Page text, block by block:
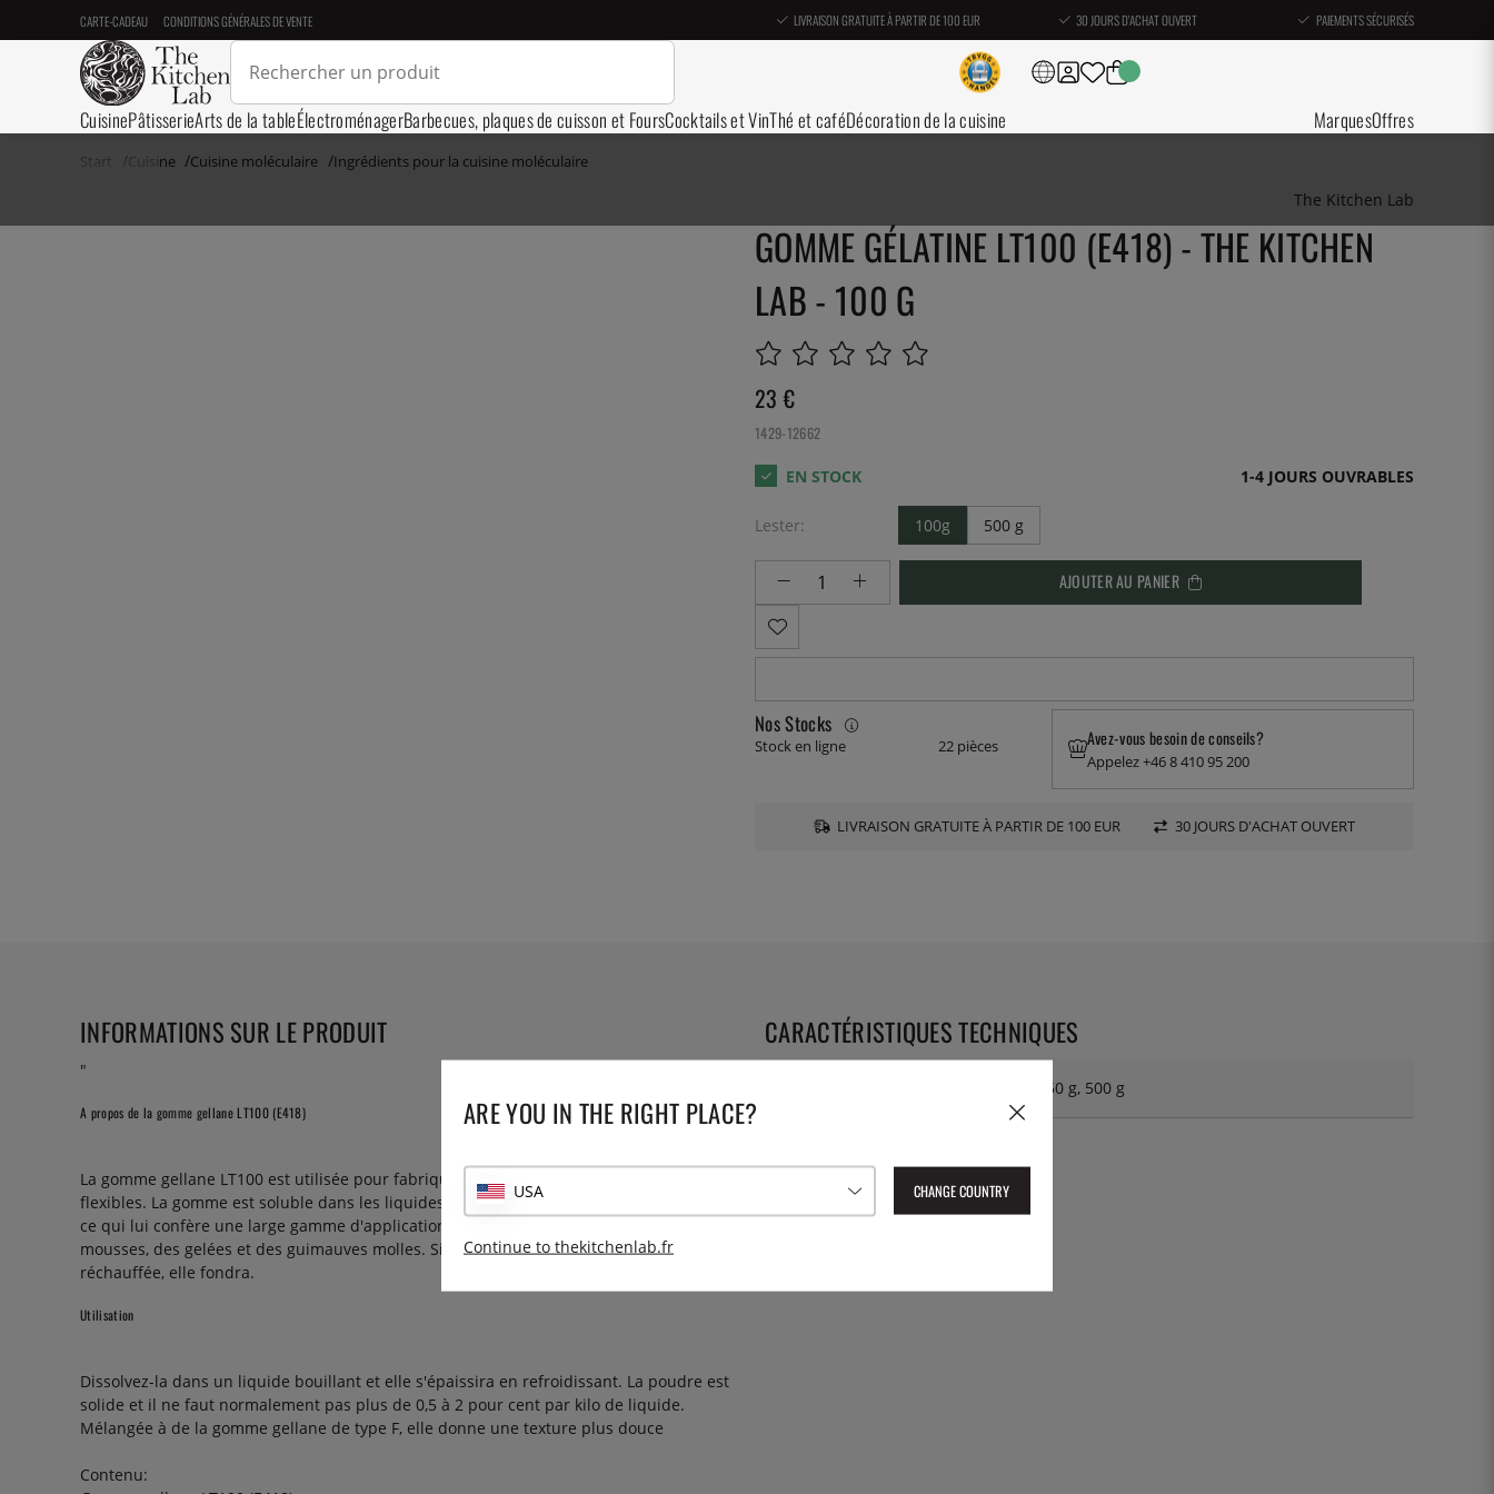
CARTE-CADEAU CONDITIONS GÉNÉRALES DE VENTE LIVRAISON GRATUITE À PARTIR DE 100 EUR 30 JOURS D'ACHAT OUVERT PAIEMENTS SÉCURISÉS
CuisinePâtisserieArts de la tableÉlectroménagerBarbecues, plaques de cuisson et FoursCocktails et VinThé et caféDécoration de la cuisine MarquesOffres
Start Cuisine Cuisine moléculaire Ingrédients pour la cuisine moléculaire
The Kitchen Lab
GOMME GÉLATINE LT100 (E418) - THE KITCHEN
LAB - 100 G
23 €
1429-12662
1-4 JOURS OUVRABLES
Lester: 100g 500 g
AJOUTER AU PANIER
Nos Stocks
Stock en ligne 22 pièces Avez-vous besoin de conseils?
Appelez +46 8 410 95 200
LIVRAISON GRATUITE À PARTIR DE 100 EUR 30 JOURS D'ACHAT OUVERT
INFORMATIONS SUR LE PRODUIT
"
A propos de la gomme gellane LT100 (E418)
La gomme gellane LT100 est utilisée pour fabriquer des gels fermes, souples et
flexibles. La gomme est soluble dans les liquides dont le pH est compris entre 3,5 et 8,
ce qui lui confère une large gamme d'applications. Elle est utilisée pour fabriquer des
mousses, des gelées et des guimauves molles. Si une préparation qui en contient est
réchauffée, elle fondra.
Utilisation
Dissolvez-la dans un liquide bouillant et elle s'épaissira en refroidissant. La poudre est
solide et il ne faut normalement pas plus de 0,5 à 2 pour cent par kilo de liquide.
Mélangée à de la gomme gellane de type F, elle donne une texture plus douce
Contenu:
CARACTÉRISTIQUES TECHNIQUES
100 g, 250 g, 500 g
ARE YOU IN THE RIGHT PLACE?
USA CHANGE COUNTRY
Continue to thekitchenlab.fr